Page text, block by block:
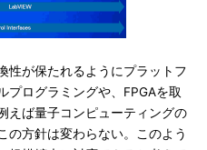
が保たれるようにプラットフ
プログラミングや、FPGAを取
えば量子コンピューティングの
の方針は変わらない。このよう